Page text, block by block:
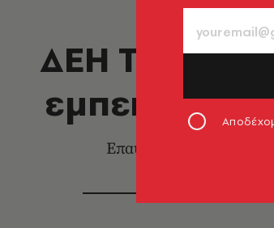
ΔΕΗ The
εμπειρία
Επαυξημένη